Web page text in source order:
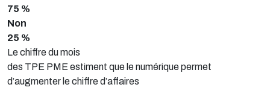
75 %
Non
25 %
Le chiffre du mois
des TPE PME estiment que le numérique permet
d’augmenter le chiffre d’affaires